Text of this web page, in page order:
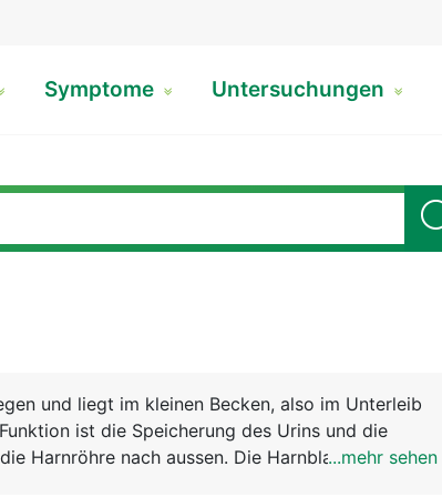
Symptome Untersuchungen
und liegt im kleinen Becken, also im Unterleib
ist die Speicherung des Urins und die
Harnröhre nach aussen. Die Harnblase ist sehr
...mehr sehen